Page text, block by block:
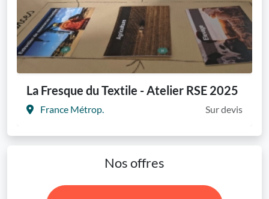
La Fresque du Textile - Atelier RSE 2025
France Métrop. Sur devis
Nos offres